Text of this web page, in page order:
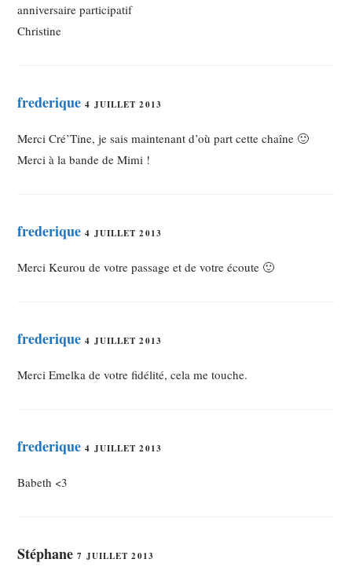
anniversaire participatif
Christine
frederique 4 JUILLET 2013
Merci Cré’Tine, je sais maintenant d’où part cette chaîne 🙂
Merci à la bande de Mimi !
frederique 4 JUILLET 2013
Merci Keurou de votre passage et de votre écoute 🙂
frederique 4 JUILLET 2013
Merci Emelka de votre fidélité, cela me touche.
frederique 4 JUILLET 2013
Babeth <3
Stéphane7 JUILLET 2013